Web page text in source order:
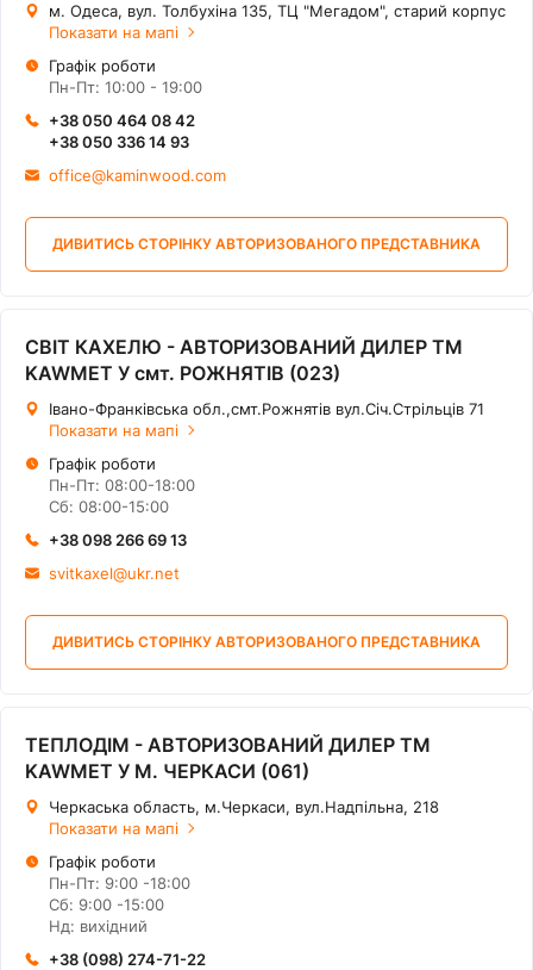
м. Одеса, вул. Толбухіна 135, ТЦ "Мегадом", старий корпус
Показати на мапі
Графік роботи
Пн-Пт: 10:00 - 19:00
+38 050 464 08 42
+38 050 336 14 93
office@kaminwood.com
ДИВИТИСЬ СТОРІНКУ АВТОРИЗОВАНОГО ПРЕДСТАВНИКА
СВІТ КАХЕЛЮ - АВТОРИЗОВАНИЙ ДИЛЕР ТМ
KAWMET У смт. РОЖНЯТІВ (023)
Івано-Франківська обл.,смт.Рожнятів вул.Січ.Стрільців 71
Показати на мапі
Графік роботи
Пн-Пт: 08:00-18:00
Сб: 08:00-15:00
+38 098 266 69 13
svitkaxel@ukr.net
ДИВИТИСЬ СТОРІНКУ АВТОРИЗОВАНОГО ПРЕДСТАВНИКА
ТЕПЛОДІМ - АВТОРИЗОВАНИЙ ДИЛЕР ТМ
KAWMET У М. ЧЕРКАСИ (061)
Черкаська область, м.Черкаси, вул.Надпільна, 218
Показати на мапі
Графік роботи
Пн-Пт: 9:00 -18:00
Сб: 9:00 -15:00
Нд: вихідний
+38 (098) 274-71-22